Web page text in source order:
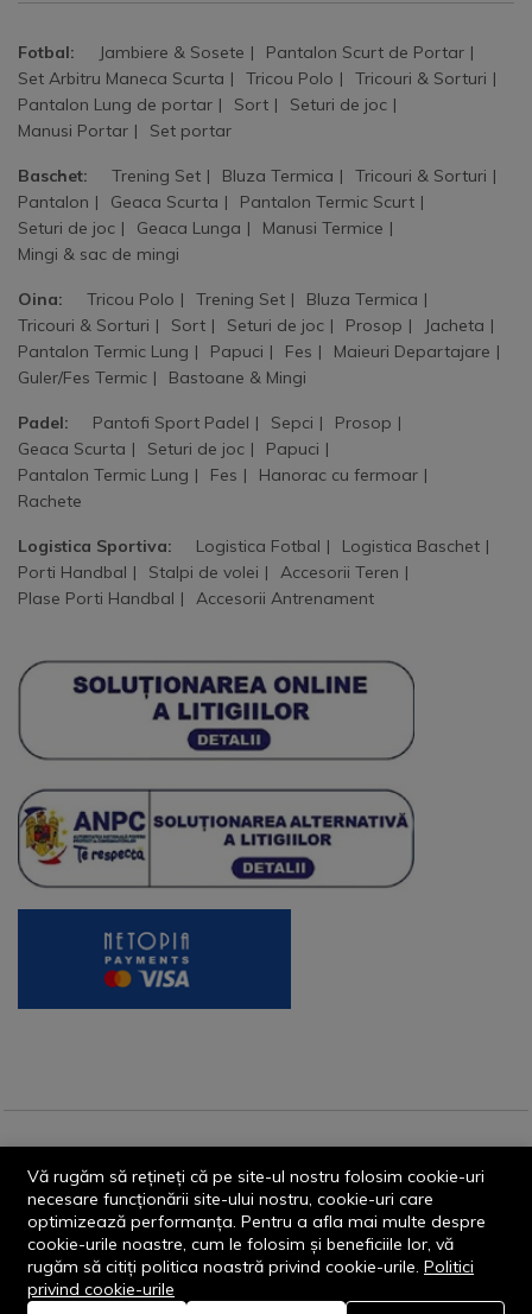
Fotbal: Jambiere & Sosete
Pantalon Scurt de Portar
Set Arbitru Maneca Scurta
Tricou Polo
Tricouri & Sorturi
Pantalon Lung de portar
Sort
Seturi de joc
Manusi Portar
Set portar
Baschet: Trening Set Bluza Termica
Tricouri & Sorturi
Pantalon
Geaca Scurta
Pantalon Termic Scurt
Seturi de joc
Geaca Lunga
Manusi Termice
Mingi & sac de mingi
Oina: Tricou Polo Trening Set
Bluza Termica
Tricouri & Sorturi
Sort Seturi de joc Prosop
Jacheta
Pantalon Termic Lung
Papuci Fes
Maieuri Departajare
Guler/Fes Termic
Bastoane & Mingi
Padel: Pantofi Sport Padel Sepci
Prosop
Geaca Scurta
Seturi de joc
Papuci
Pantalon Termic Lung
Fes
Hanorac cu fermoar
Rachete
Logistica Sportiva: Logistica Fotbal
Logistica Baschet
Porti Handbal
Stalpi de volei
Accesorii Teren
Plase Porti Handbal
Accesorii Antrenament
© 2013-2026 - Dornik Total Services S.R.L. CUI 32211812
Reg.Com. J13/1996/2013, Str. Transilvaniei, Nr. 19A
Vă rugăm să rețineți că pe site-ul nostru folosim cookie-uri
necesare funcționării site-ului nostru, cookie-uri care
optimizează performanța. Pentru a afla mai multe despre
cookie-urile noastre, cum le folosim și beneficiile lor, vă
rugăm să citiți politica noastră privind cookie-urile. Politici
privind cookie-urile